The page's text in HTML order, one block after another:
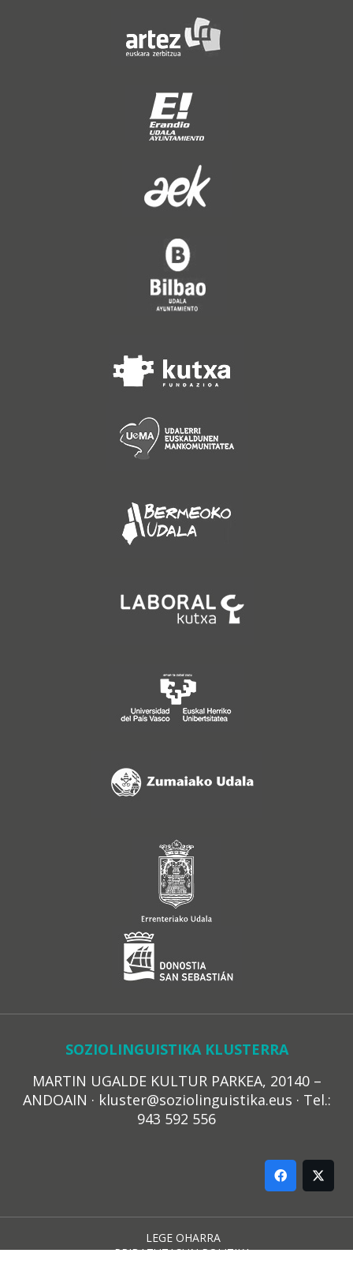
SOZIOLINGUISTIKA KLUSTERRA
MARTIN UGALDE KULTUR PARKEA, 20140 –
ANDOAIN · kluster@soziolinguistika.eus · Tel.:
943 592 556
LEGE OHARRA
PRIBATUTASUN POLITIKA